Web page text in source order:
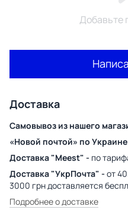
Добавьте
Доставка
Самовывоз из нашего
«Новой почтой» по Украине
Доставка "Meest" - по
Доставка "УкрПочта" - от
3000 грн доставляется
Подробнее о доставке